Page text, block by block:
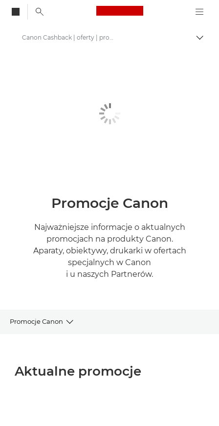
Canon Logo, back
Canon Cashback | oferty | promocje
Promocje Canon
Najważniejsze informacje o aktualnych
promocjach na produkty Canon.
Aparaty, obiektywy, drukarki w ofertach
specjalnych w Canon
i u naszych Partnerów.
Promocje Canon
Pozostałe promocje
Aktualne promocje